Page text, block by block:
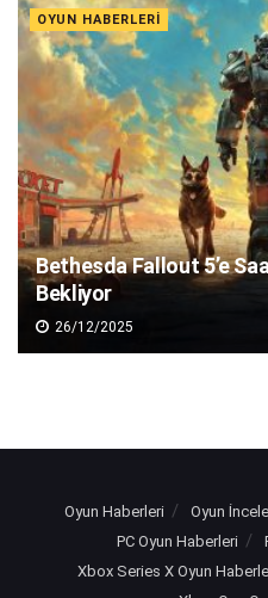
OYUN HABERLERI
Bethesda Fallout 5’e
Bekliyor
26/12/2025
Oyun Haberleri Oyun
PC Oyun Haberleri
Xbox Series X Oyun